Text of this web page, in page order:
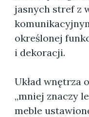
jasnych stref z
określonej
i dekoracji.
Układ wnętrza
„mniej znaczy
meble